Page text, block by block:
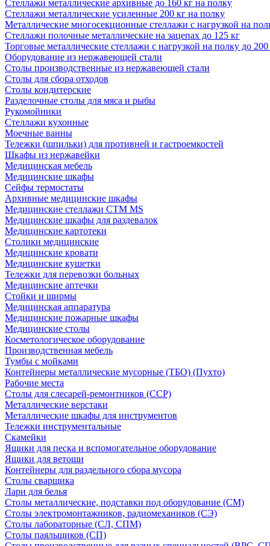
Стеллажи металлические архивные до 160 кг на полку
Стеллажи металлические усиленные 200 кг на полку
Металлические многосекционные стеллажи с нагрузкой на
Стеллажи полочные металлические на зацепах до 125 кг
Торговые металлические стеллажи с нагрузкой на полку до 200
Оборудование из нержавеющей стали
Столы производственные из нержавеющей стали
Столы для сбора отходов
Столы кондитерские
Разделочные столы для мяса и рыбы
Рукомойники
Стеллажи кухонные
Моечные ванны
Тележки (шпильки) для противней и гастроемкостей
Шкафы из нержавейки
Медицинская мебель
Медицинские шкафы
Сейфы термостаты
Архивные медицинские шкафы
Медицинские стеллажи CTM MS
Медицинские шкафы для раздевалок
Медицинские картотеки
Столики медицинские
Медицинские кровати
Медицинские кушетки
Тележки для перевозки больных
Медицинские аптечки
Стойки и ширмы
Медицинская аппаратура
Медицинские пожарные шкафы
Медицинские столы
Косметологическое оборудование
Производственная мебель
Тумбы с мойками
Контейнеры металлические мусорные (ТБО) (Пухто)
Рабочие места
Столы для слесарей-ремонтников (ССР)
Металлические верстаки
Металлические шкафы для инструментов
Тележки инструментальные
Скамейки
Ящики для песка и вспомогательное оборудование
Ящики для ветоши
Контейнеры для раздельного сбора мусора
Столы сварщика
Лари для белья
Столы металлические, подставки под оборудование (СМ)
Столы электромонтажников, радиомехаников (СЭ)
Столы лабораторные (СЛ, СПМ)
Столы паяльщиков (СП)